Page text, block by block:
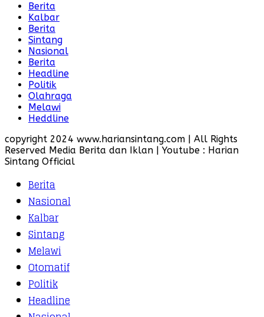
Berita
Kalbar
Berita
Sintang
Nasional
Berita
Headline
Politik
Olahraga
Melawi
Heddline
copyright 2024 www.hariansintang.com | All Rights
Reserved Media Berita dan Iklan | Youtube : Harian
Sintang Official
Berita
Nasional
Kalbar
Sintang
Melawi
Otomatif
Politik
Headline